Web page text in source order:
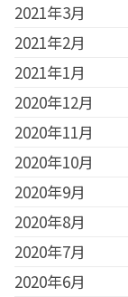
2021年3月
2021年2月
2021年1月
2020年12月
2020年11月
2020年10月
2020年9月
2020年8月
2020年7月
2020年6月